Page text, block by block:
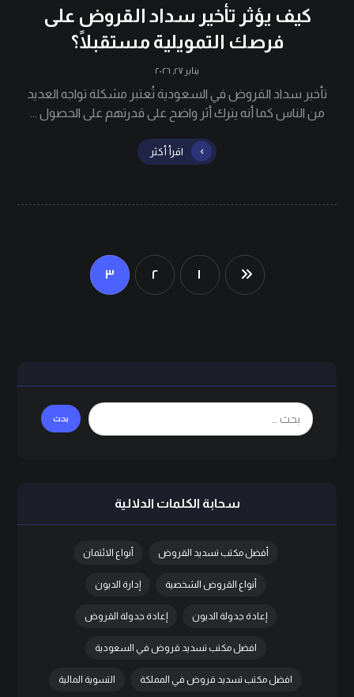
كيف يؤثر تأخير سداد القروض على
فرصك التمويلية مستقبلًا؟
يناير ٢٧, ٢٠٢٦
تأخير سداد القروض في السعودية تُعتبر مشكلة تواجه العديد
من الناس كما أنه يترك أثر واضح على قدرتهم على الحصول ...
اقرأ أكثر
١ ٢ ٣
سحابة الكلمات الدلالية
أفضل مكتب تسديد القروض أنواع الائتمان
أنواع القروض الشخصية إدارة الديون
إعادة جدولة الديون إعادة جدولة القروض
افضل مكتب تسديد قروض في السعودية
افضل مكتب تسديد قروض في المملكة التسوية المالية